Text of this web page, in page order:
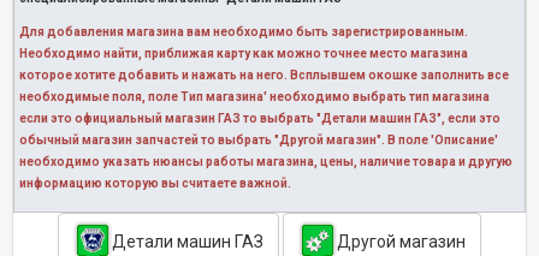
Для добавления магазина вам необходимо быть зарегистрированным.
Необходимо найти, приближая карту как можно точнее место магазина
которое хотите добавить и нажать на него. Всплывшем окошке заполнить все
необходимые поля, поле Тип магазина' необходимо выбрать тип магазина
если это официальный магазин ГАЗ то выбрать "Детали машин ГАЗ", если это
обычный магазин запчастей то выбрать "Другой магазин". В поле 'Описание'
необходимо указать нюансы работы магазина, цены, наличие товара и другую
информацию которую вы считаете важной.
Детали машин ГАЗ Другой магазин